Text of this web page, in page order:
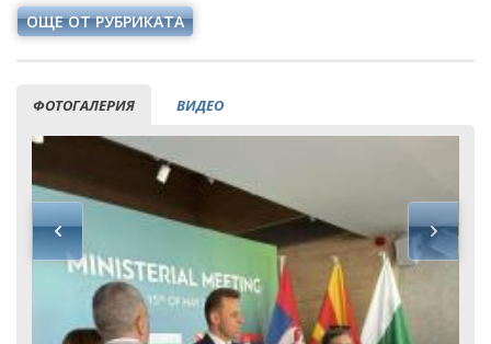
ОЩЕ ОТ РУБРИКАТА
ФОТОГАЛЕРИЯ ВИДЕО